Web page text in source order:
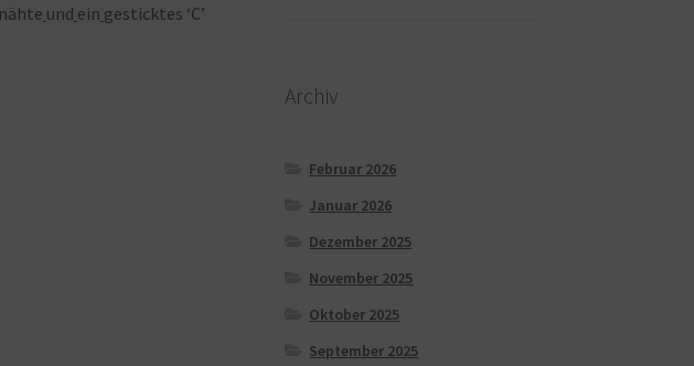
und ein gesticktes ‘C’
Archiv
Februar 2026
Januar 2026
Dezember 2025
November 2025
Oktober 2025
September 2025